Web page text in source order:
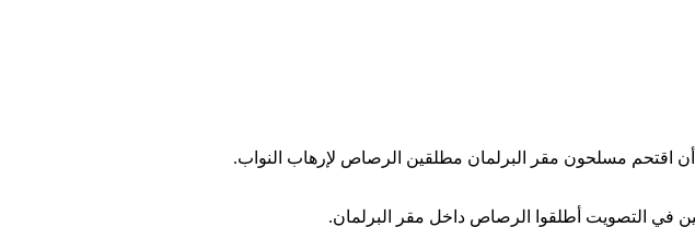
أن اقتحم مسلحون مقر البرلمان مطلقين الرصاص لإرهاب النواب.
في التصويت أطلقوا الرصاص داخل مقر البرلمان.